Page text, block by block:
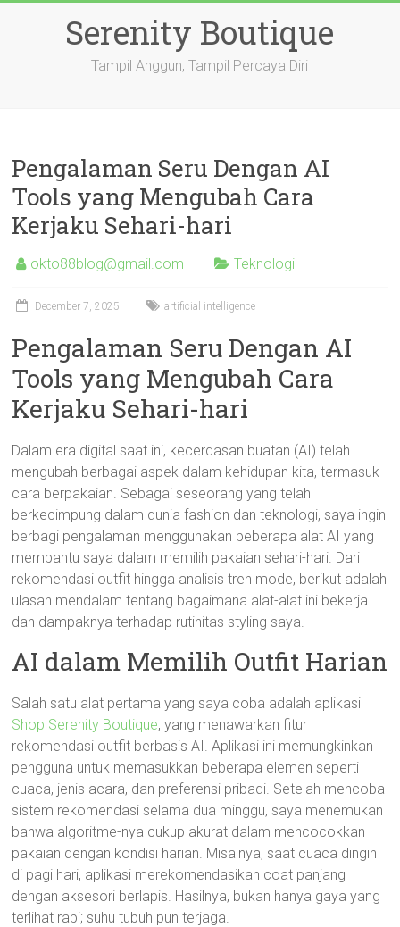
Serenity Boutique
Tampil Anggun, Tampil Percaya Diri
Pengalaman Seru Dengan AI
Tools yang Mengubah Cara
Kerjaku Sehari-hari
okto88blog@gmail.com Teknologi
December 7, 2025 artificial intelligence
Pengalaman Seru Dengan AI
Tools yang Mengubah Cara
Kerjaku Sehari-hari
Dalam era digital saat ini, kecerdasan buatan (AI) telah
mengubah berbagai aspek dalam kehidupan kita, termasuk
cara berpakaian. Sebagai seseorang yang telah
berkecimpung dalam dunia fashion dan teknologi, saya ingin
berbagi pengalaman menggunakan beberapa alat AI yang
membantu saya dalam memilih pakaian sehari-hari. Dari
rekomendasi outfit hingga analisis tren mode, berikut adalah
ulasan mendalam tentang bagaimana alat-alat ini bekerja
dan dampaknya terhadap rutinitas styling saya.
AI dalam Memilih Outfit Harian
Salah satu alat pertama yang saya coba adalah aplikasi
Shop Serenity Boutique, yang menawarkan fitur
rekomendasi outfit berbasis AI. Aplikasi ini memungkinkan
pengguna untuk memasukkan beberapa elemen seperti
cuaca, jenis acara, dan preferensi pribadi. Setelah mencoba
sistem rekomendasi selama dua minggu, saya menemukan
bahwa algoritme-nya cukup akurat dalam mencocokkan
pakaian dengan kondisi harian. Misalnya, saat cuaca dingin
di pagi hari, aplikasi merekomendasikan coat panjang
dengan aksesori berlapis. Hasilnya, bukan hanya gaya yang
terlihat rapi; suhu tubuh pun terjaga.